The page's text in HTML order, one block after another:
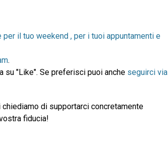
il tuo weekend , per i tuoi appuntamenti e
.
su "Like". Se preferisci puoi anche seguirci via
di supportarci concretamente
fiducia!